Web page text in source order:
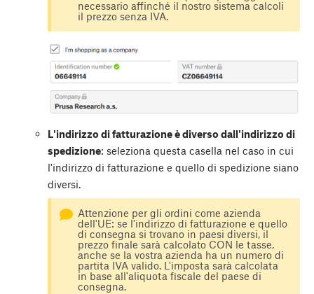
necessario affinché il nostro sistema calcoli
il prezzo senza IVA.
L'indirizzo di fatturazione è diverso dall'indirizzo di
spedizione: seleziona questa casella nel caso in cui
l'indirizzo di fatturazione e quello di spedizione siano
diversi.
Attenzione per gli ordini come azienda
dell'UE: se l'indirizzo di fatturazione e quello
di consegna si trovano in paesi diversi, il
prezzo finale sarà calcolato CON le tasse,
anche se la vostra azienda ha un numero di
partita IVA valido. L'imposta sarà calcolata
in base all'aliquota fiscale del paese di
consegna.